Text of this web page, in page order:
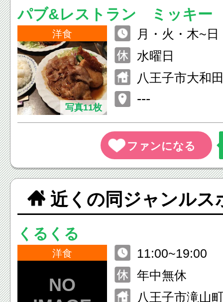
パブ&レストラン ミッキー
洋食
写真11枚
月・火・木~
月・火・木~
水曜日
八王子市大和
---
近くの同ジャンルス
くるくる
洋食
11:00~19:00
年中無休
八王子市滝山